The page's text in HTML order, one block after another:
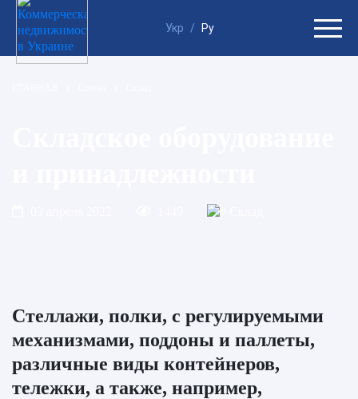
Укр / Ру
Стеллажи, полки, с регулируемыми
механизмами, поддоны и паллеты,
различные виды контейнеров,
тележки, а также, например,